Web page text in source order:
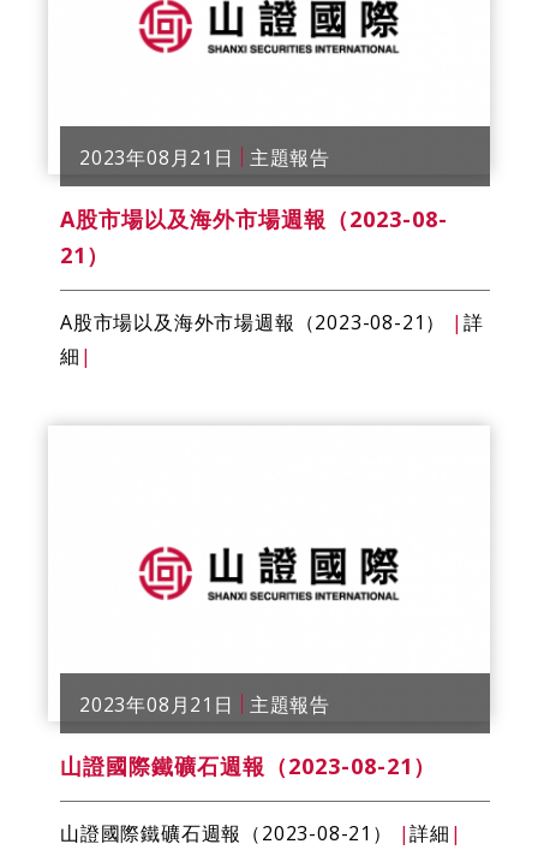
2023年08月21日 主題報告
A股市場以及海外市場週報（2023-08-
21）
A股市場以及海外市場週報（2023-08-21） | 詳
細 |
2023年08月21日 主題報告
山證國際鐵礦石週報（2023-08-21）
山證國際鐵礦石週報（2023-08-21） |詳細 |